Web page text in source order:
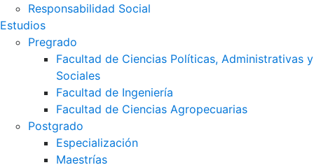
Responsabilidad Social
Estudios
Pregrado
Facultad de Ciencias Políticas, Administrativas y
Sociales
Facultad de Ingeniería
Facultad de Ciencias Agropecuarias
Postgrado
Especialización
Maestrías